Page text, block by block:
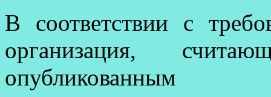
В соответствии с
организация,